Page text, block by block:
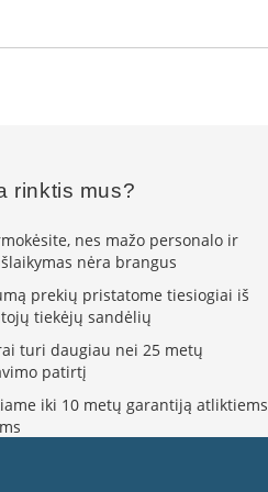
rinktis mus?
nes mažo personalo ir
nėra brangus
prekių pristatome tiesiogiai iš
tiekėjų sandėlių
turi daugiau nei 25 metų
patirtį
iki 10 metų garantiją atliktiems